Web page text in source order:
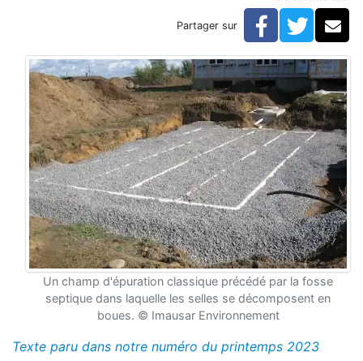
Installations septiques : les options (réservé)
Partager sur Facebook
Un champ d'épuration classique précédé par la fosse
septique dans laquelle les selles se décomposent en
boues. © Imausar Environnement
Texte paru dans notre numéro du printemps 2023